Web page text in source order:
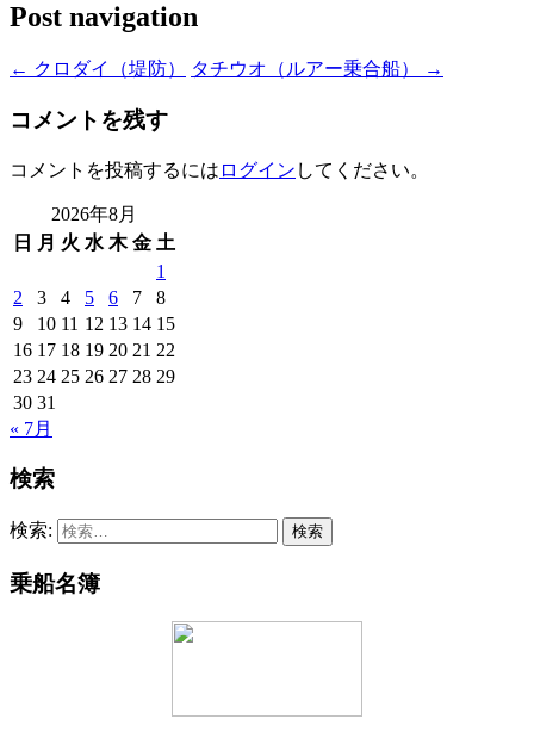
Post navigation
← クロダイ（堤防） タチウオ（ルアー乗合船） →
コメントを残す
コメントを投稿するには ログイン してください。
2026年8月
日
月 火 水 木 金 土
1
2
3 4 5 6 7
8
9
10 11 12 13 14 15
16 17 18 19 20 21 22
23 24 25 26 27 28 29
30 31
« 7月
検索
検索:
乗船名簿